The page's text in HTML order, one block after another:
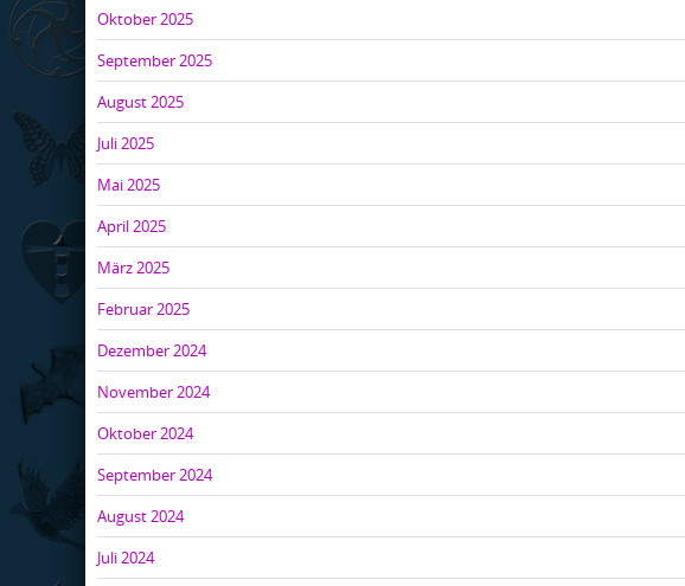
Oktober 2025
September 2025
August 2025
Juli 2025
Mai 2025
April 2025
März 2025
Februar 2025
Dezember 2024
November 2024
Oktober 2024
September 2024
August 2024
Juli 2024